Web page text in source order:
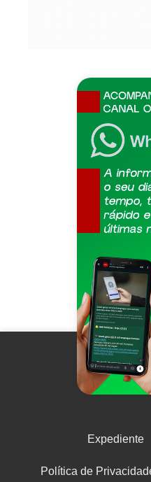
Expediente
Política de